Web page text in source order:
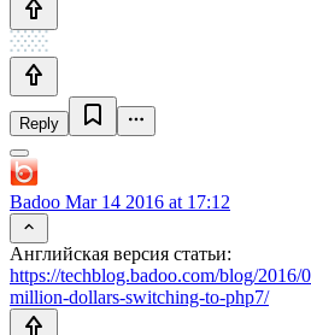
Reply
Badoo Mar 14 2016 at 17:12
Английская версия статьи:
https://techblog.badoo.com/blog/2016/
million-dollars-switching-to-php7/